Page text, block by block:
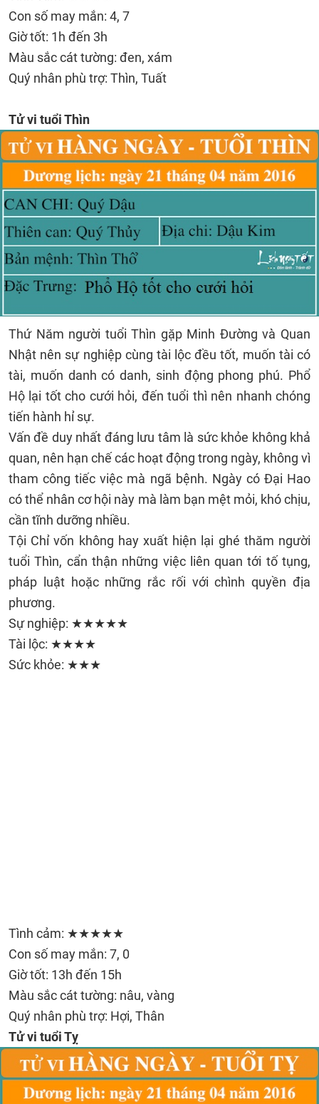
Con số may mắn: 4, 7
Giờ tốt: 1h đến 3h
Màu sắc cát tường: đen, xám
Quý nhân phù trợ: Thìn, Tuất
Tử vi tuổi Thìn
Thứ Năm người tuổi Thìn gặp Minh Đường và Quan
Nhật nên sự nghiệp cùng tài lộc đều tốt, muốn tài có
tài, muốn danh có danh, sinh động phong phú. Phổ
Hộ lại tốt cho cưới hỏi, đến tuổi thì nên nhanh chóng
tiến hành hỉ sự.
Vấn đề duy nhất đáng lưu tâm là sức khỏe không khả
quan, nên hạn chế các hoạt động trong ngày, không vì
tham công tiếc việc mà ngã bệnh. Ngày có Đại Hao
có thể nhân cơ hội này mà làm bạn mệt mỏi, khó chịu,
cần tĩnh dưỡng nhiều.
Tội Chỉ vốn không hay xuất hiện lại ghé thăm người
tuổi Thìn, cẩn thận những việc liên quan tới tố tụng,
pháp luật hoặc những rắc rối với chình quyền địa
phương.
Sự nghiệp: ★★★★★
Tài lộc: ★★★★
Sức khỏe: ★★★
Tình cảm: ★★★★★
Con số may mắn: 7, 0
Giờ tốt: 13h đến 15h
Màu sắc cát tường: nâu, vàng
Quý nhân phù trợ: Hợi, Thân
Tử vi tuổi Tỵ